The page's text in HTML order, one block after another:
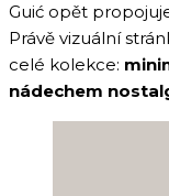
Guić opět
Právě vizuální
celé kolekce:
nádechem